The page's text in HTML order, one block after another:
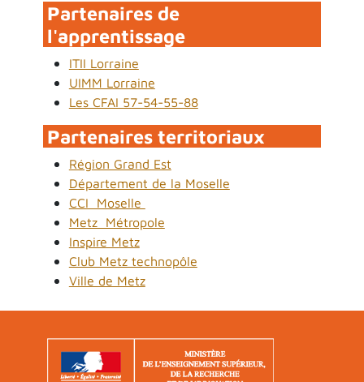
Partenaires de
l'apprentissage
ITII Lorraine
UIMM Lorraine
Les CFAI 57-54-55-88
Partenaires territoriaux
Région Grand Est
Département de la Moselle
CCI Moselle
Metz Métropole
Inspire Metz
Club Metz technopôle
Ville de Metz